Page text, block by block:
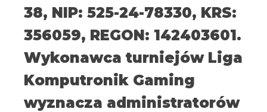
38, NIP: 525-24-78330, KRS:
356059, REGON: 142403601.
Wykonawca turniejów Liga
Komputronik Gaming
wyznacza administratorów